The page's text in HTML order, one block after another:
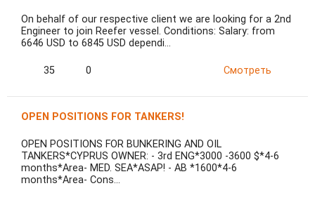
On behalf of our respective client we are looking for a 2nd
Engineer to join Reefer vessel. Conditions: Salary: from
6646 USD to 6845 USD dependi…
35 0 Смотреть
OPEN POSITIONS FOR TANKERS!
OPEN POSITIONS FOR BUNKERING AND OIL
TANKERS*CYPRUS OWNER: - 3rd ENG*3000 -3600 $*4-6
months*Area- MED. SEA*ASAP! - AB *1600*4-6
months*Area- Cons…